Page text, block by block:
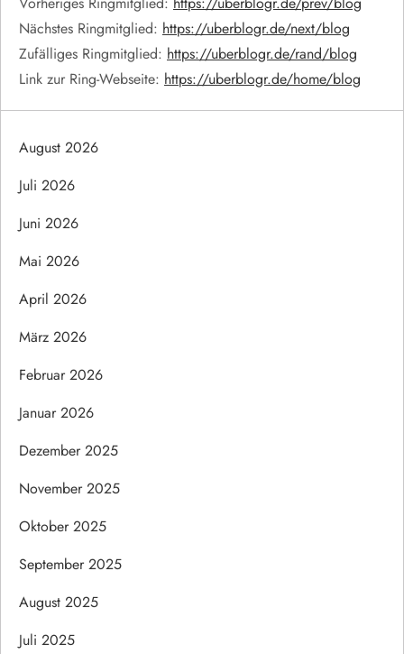
Nächstes Ringmitglied: https://uberblogr.de/next/blog
Zufälliges Ringmitglied: https://uberblogr.de/rand/blog
Link zur Ring-Webseite: https://uberblogr.de/home/blog
August 2026
Juli 2026
Juni 2026
Mai 2026
April 2026
März 2026
Februar 2026
Januar 2026
Dezember 2025
November 2025
Oktober 2025
September 2025
August 2025
Juli 2025